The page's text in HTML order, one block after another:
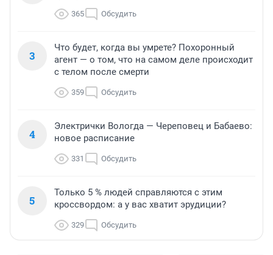
365 Обсудить
3
Что будет, когда вы умрете? Похоронный
агент — о том, что на самом деле происходит
с телом после смерти
359 Обсудить
4
Электрички Вологда — Череповец и Бабаево:
новое расписание
331 Обсудить
5
Только 5 % людей справляются с этим
кроссвордом: а у вас хватит эрудиции?
329 Обсудить